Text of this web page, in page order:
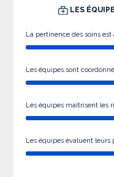
LES
La pertinence des soins
Les équipes sont
Les équipes maîtrisent les
Les équipes évaluent leurs